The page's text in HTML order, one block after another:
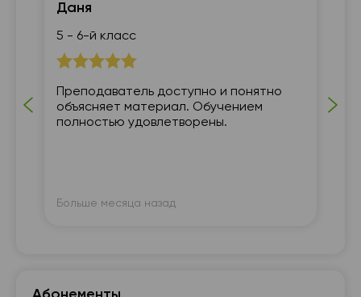
Даня
5 - 6-й класс
Преподаватель доступно и понятно
объясняет материал. Обучением
полностью удовлетворены.
Больше месяца назад